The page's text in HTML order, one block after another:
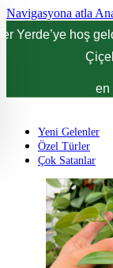
Navigasyona atla
Yerde’ye hoş
en
Yeni Gelenler
Özel Türler
Çok Satanlar